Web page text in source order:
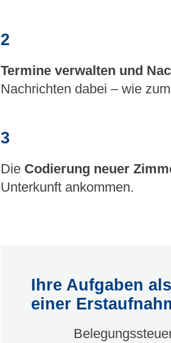
2
Termine verwalten und
Nachrichten dabei – wie
3
Die Codierung neuer
Unterkunft ankommen.
Ihre Aufgaben
einer